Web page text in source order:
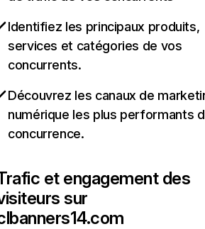
Identifiez les principaux produits,
services et catégories de vos
concurrents.
Découvrez les canaux de
numérique les plus performants
concurrence.
et engagement des
sur